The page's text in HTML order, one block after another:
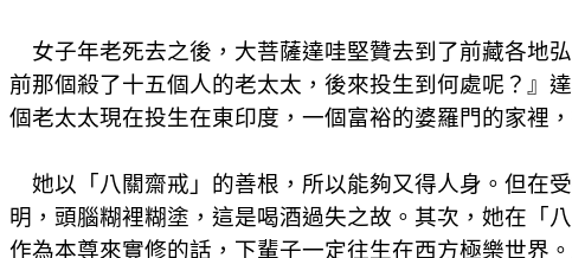
女子年老死去之後，大菩薩達哇堅贊去到了前藏各地
前那個殺了十五個人的老太太，後來投生到何處呢？』
個老太太現在投生在東印度，一個富裕的婆羅門的家裡
她以「八關齋戒」的善根，所以能夠又得人身。但在
明，頭腦糊裡糊塗，這是喝酒過失之故。其次，她在「
作為本尊來實修的話，下輩子一定往生在西方極樂世界